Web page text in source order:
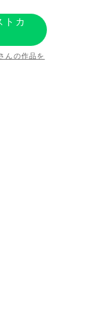
トカ
んの作品を